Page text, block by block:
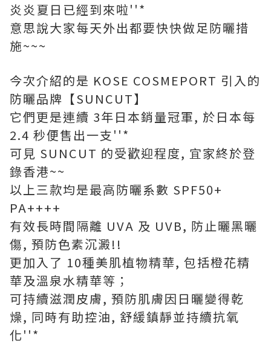
炎炎夏日已經到來啦''*
意思說大家每天外出都要快快做足防曬措
施~~~
今次介紹的是 KOSE COSMEPORT 引入的
防曬品牌【SUNCUT】
它們更是連續 3年日本銷量冠軍, 於日本每
2.4 秒便售出一支''*
可見 SUNCUT 的受歡迎程度, 宜家終於登
錄香港~~
以上三款均是最高防曬系數 SPF50+
PA++++
有效長時間隔離 UVA 及 UVB, 防止曬黑曬
傷, 預防色素沉澱!!
更加入了 10種美肌植物精華, 包括橙花精
華及溫泉水精華等；
可持續滋潤皮膚, 預防肌膚因日曬變得乾
燥, 同時有助控油, 舒緩鎮靜並持續抗氧
化''*